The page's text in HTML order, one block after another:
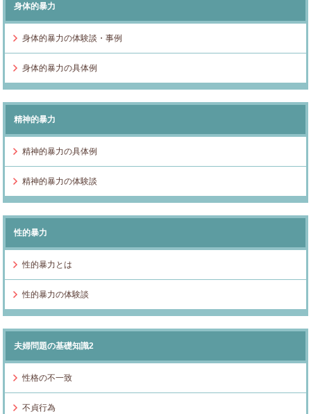
身体的暴力
身体的暴力の体験談・事例
身体的暴力の具体例
精神的暴力
精神的暴力の具体例
精神的暴力の体験談
性的暴力
性的暴力とは
性的暴力の体験談
夫婦問題の基礎知識2
性格の不一致
不貞行為